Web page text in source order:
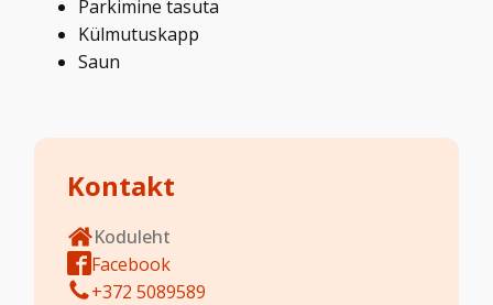
Parkimine tasuta
Külmutuskapp
Saun
Kontakt
Koduleht
Facebook
+372 5089589